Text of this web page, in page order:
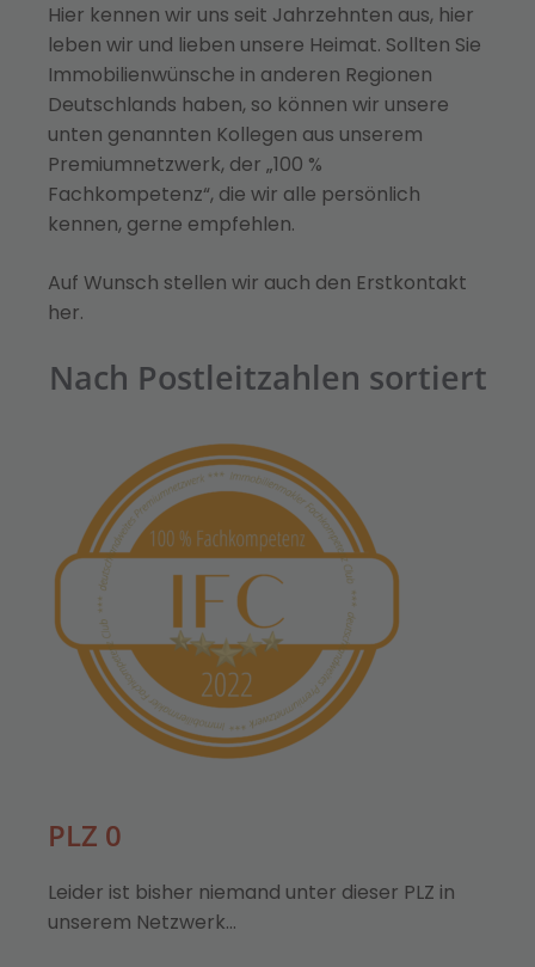
Hier kennen wir uns seit Jahrzehnten aus, hier
leben wir und lieben unsere Heimat. Sollten Sie
Immobilienwünsche in anderen Regionen
Deutschlands haben, so können wir unsere
unten genannten Kollegen aus unserem
Premiumnetzwerk, der „100 %
Fachkompetenz“, die wir alle persönlich
kennen, gerne empfehlen.
Auf Wunsch stellen wir auch den Erstkontakt
her.
Nach Postleitzahlen sortiert
PLZ 0
Leider ist bisher niemand unter dieser PLZ in
unserem Netzwerk…